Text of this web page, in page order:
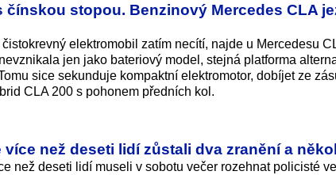
čínskou stopou. Benzinový Mercedes CLA
čistokrevný elektromobil zatím necítí, najde u Mercedesu
jen jako bateriový model, stejná platforma
sice sekunduje kompaktní elektromotor, dobíjet ze
CLA 200 s pohonem předních kol.
více než deseti lidí zůstali dva zranění a
než deseti lidí museli v sobotu večer rozehnat policisté